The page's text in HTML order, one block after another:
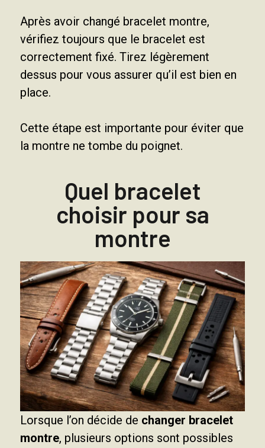
Après avoir changé bracelet montre,
vérifiez toujours que le bracelet est
correctement fixé. Tirez légèrement
dessus pour vous assurer qu’il est bien en
place.
Cette étape est importante pour éviter que
la montre ne tombe du poignet.
Quel bracelet
choisir pour sa
montre
Lorsque l’on décide de changer bracelet
montre, plusieurs options sont possibles